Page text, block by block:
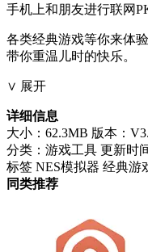
手机上和朋友进行联网
各类经典游戏等你来体
带你重温儿时的快乐。
∨ 展开
详细信息
大小：62.3MB 版本：
分类：游戏工具 更新时
标签 NES模拟器 经典游
同类推荐